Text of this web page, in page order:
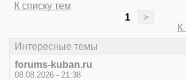
К списку тем
1
>
К
Интересные темы
forums-kuban.ru
08.08.2026 - 21:38